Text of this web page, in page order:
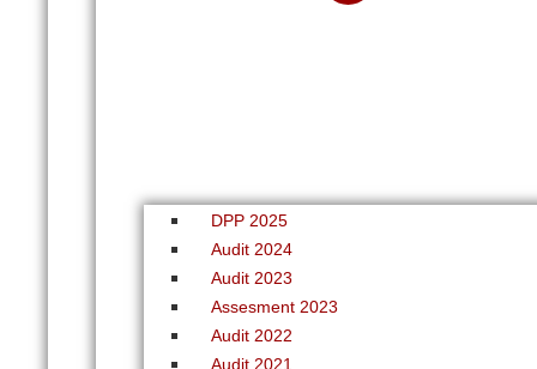
DPP 2025
Audit 2024
Audit 2023
Assesment 2023
Audit 2022
Audit 2021